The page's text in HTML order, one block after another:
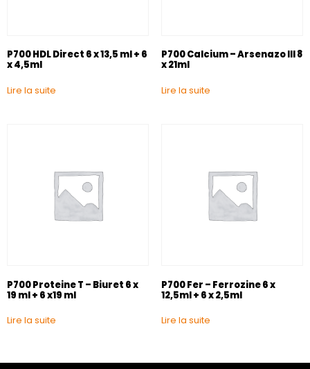
P700 HDL Direct 6 x 13,5 ml + 6
x 4,5ml
Lire la suite
P700 Calcium – Arsenazo III 8
x 21ml
Lire la suite
P700 Proteine T – Biuret 6 x
19 ml + 6 x19 ml
Lire la suite
P700 Fer – Ferrozine 6 x
12,5ml + 6 x 2,5ml
Lire la suite